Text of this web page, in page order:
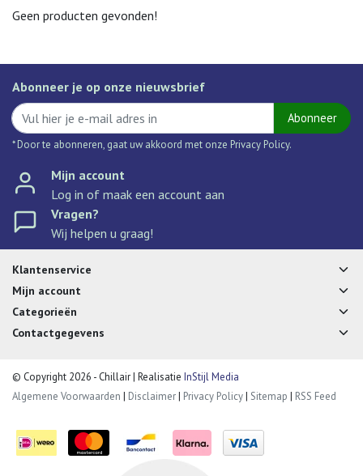
Geen producten gevonden!
Abonneer je op onze nieuwsbrief
Abonneer
* Door te abonneren, gaat uw akkoord met onze Privacy Policy.
Mijn account
Log in of maak een account aan
Vragen?
Wij helpen u graag!
Klantenservice
Mijn account
Categorieën
Contactgegevens
© Copyright 2026 - Chillair | Realisatie InStijl Media
Algemene Voorwaarden | Disclaimer| Privacy Policy| Sitemap | RSS Feed